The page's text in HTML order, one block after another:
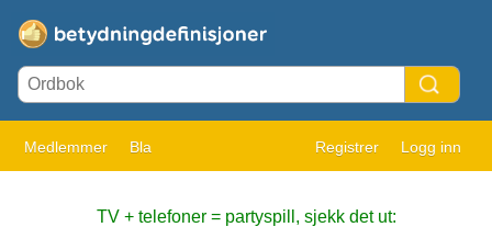
Medlemmer Bla Registrer Logg inn
TV + telefoner = partyspill, sjekk det ut: